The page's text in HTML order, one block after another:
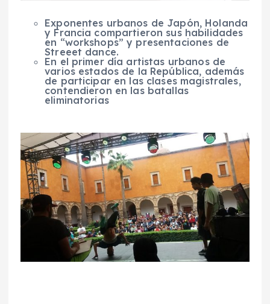
Exponentes urbanos de Japón, Holanda
y Francia compartieron sus habilidades
en “workshops” y presentaciones de
Streeet dance.
En el primer día artistas urbanos de
varios estados de la República, además
de participar en las clases magistrales,
contendieron en las batallas
eliminatorias